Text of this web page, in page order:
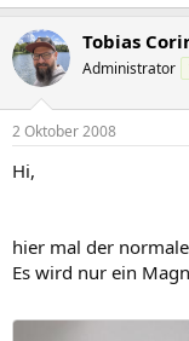
Tobias
Administrator
2 Oktober 2008
Hi,
hier mal der
Es wird nur ein